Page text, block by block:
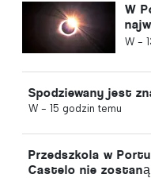
W
W -
Spodziewany jest
W - 15 godzin temu
Przedszkola w
Castelo nie